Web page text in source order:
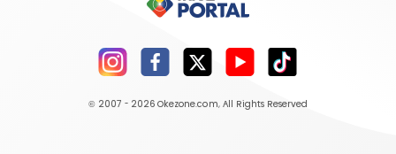
© 2007 - 2026 Okezone.com, All Rights Reserved